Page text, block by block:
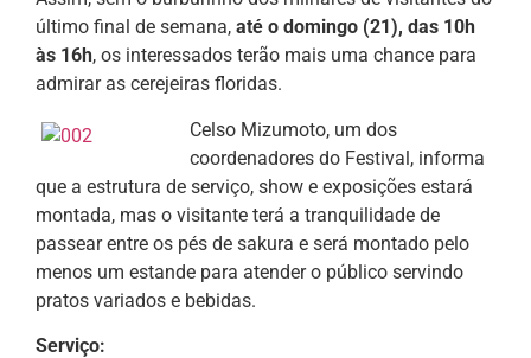
último final de semana, até o domingo (21), das 10h
às 16h, os interessados terão mais uma chance para
admirar as cerejeiras floridas.
Celso Mizumoto, um dos
coordenadores do Festival, informa
que a estrutura de serviço, show e exposições estará
montada, mas o visitante terá a tranquilidade de
passear entre os pés de sakura e será montado pelo
menos um estande para atender o público servindo
pratos variados e bebidas.
Serviço: